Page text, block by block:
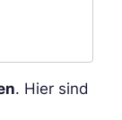
. Hier sind